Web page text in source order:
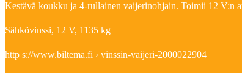
Kestävä koukku ja 4-rullainen vaijerinohjain. Toimii 12 V:n
Sähkövinssi, 12 V, 1135 kg
http s://www.biltema.fi › vinssin-vaijeri-2000022904